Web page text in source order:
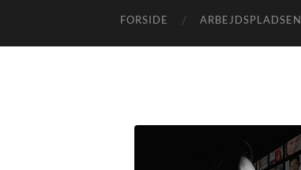
FORSIDE ARBEJDSPLADSEN